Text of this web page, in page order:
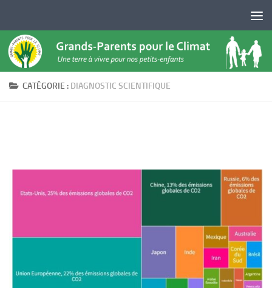
CATÉGORIE : DIAGNOSTIC SCIENTIFIQUE